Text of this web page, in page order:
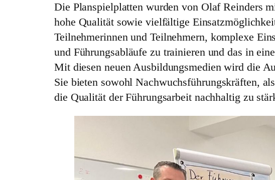
Die Planspielplatten wurden von Olaf Reinders
hohe Qualität sowie vielfältige
Teilnehmerinnen und Teilnehmern, komplexe
und Führungsabläufe zu trainieren und das in
Mit diesen neuen Ausbildungsmedien wird die
Sie bieten sowohl Nachwuchsführungskräften,
die Qualität der Führungsarbeit nachhaltig zu